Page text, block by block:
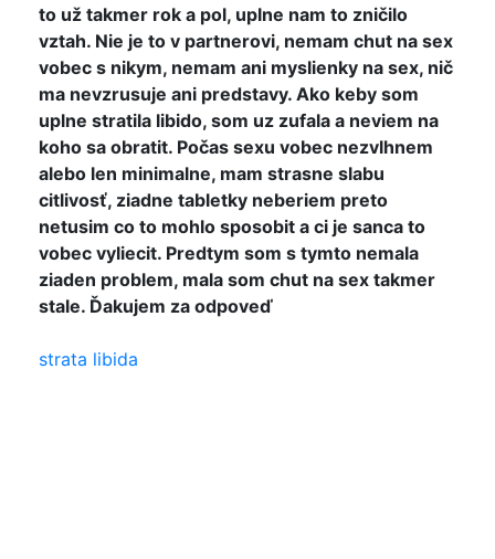
to už takmer rok a pol, uplne nam to zničilo
vztah. Nie je to v partnerovi, nemam chut na sex
vobec s nikym, nemam ani myslienky na sex, nič
ma nevzrusuje ani predstavy. Ako keby som
uplne stratila libido, som uz zufala a neviem na
koho sa obratit. Počas sexu vobec nezvlhnem
alebo len minimalne, mam strasne slabu
citlivosť, ziadne tabletky neberiem preto
netusim co to mohlo sposobit a ci je sanca to
vobec vyliecit. Predtym som s tymto nemala
ziaden problem, mala som chut na sex takmer
stale. Ďakujem za odpoveď
strata libida